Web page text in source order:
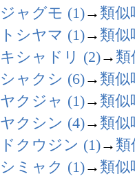
ジャグモ (1)→ 類似
トシヤマ (1)→ 類似
キシャドリ (2)→ 類
シャクシ (6)→ 類似
ヤクジャ (1)→ 類似
ヤクシン (4)→ 類似
ドクウジン (1)→ 類
シミャク (1)→ 類似